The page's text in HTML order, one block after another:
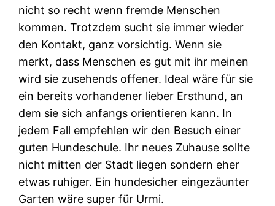
nicht so recht wenn fremde Menschen
kommen. Trotzdem sucht sie immer wieder
den Kontakt, ganz vorsichtig. Wenn sie
merkt, dass Menschen es gut mit ihr meinen
wird sie zusehends offener. Ideal wäre für sie
ein bereits vorhandener lieber Ersthund, an
dem sie sich anfangs orientieren kann. In
jedem Fall empfehlen wir den Besuch einer
guten Hundeschule. Ihr neues Zuhause sollte
nicht mitten der Stadt liegen sondern eher
etwas ruhiger. Ein hundesicher eingezäunter
Garten wäre super für Urmi.